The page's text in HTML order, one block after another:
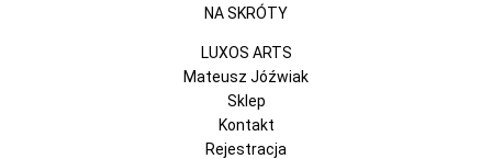
NA SKRÓTY
LUXOS ARTS
Mateusz Jóźwiak
Sklep
Kontakt
Rejestracja